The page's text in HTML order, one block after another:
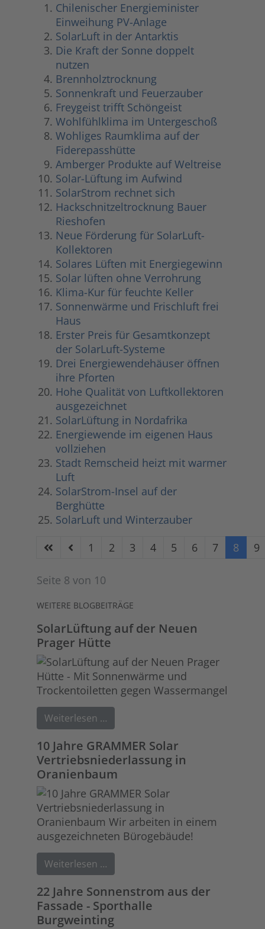
Chilenischer Energieminister
Einweihung PV-Anlage
SolarLuft in der Antarktis
Die Kraft der Sonne doppelt
nutzen
Brennholztrocknung
Sonnenkraft und Feuerzauber
Freygeist trifft Schöngeist
Wohlfühlklima im Untergeschoß
Wohliges Raumklima auf der
Fiderepasshütte
Amberger Produkte auf Weltreise
Solar-Lüftung im Aufwind
SolarStrom rechnet sich
Hackschnitzeltrocknung Bauer
Rieshofen
Neue Förderung für SolarLuft-
Kollektoren
Solares Lüften mit Energiegewinn
Solar lüften ohne Verrohrung
Klima-Kur für feuchte Keller
Sonnenwärme und Frischluft frei
Haus
Erster Preis für Gesamtkonzept
der SolarLuft-Systeme
Drei Energiewendehäuser öffnen
ihre Pforten
Hohe Qualität von Luftkollektoren
ausgezeichnet
SolarLüftung in Nordafrika
Energiewende im eigenen Haus
vollziehen
Stadt Remscheid heizt mit warmer
Luft
SolarStrom-Insel auf der
Berghütte
SolarLuft und Winterzauber
1
2 3 4 5 6 7 8 9
Seite 8 von 10
WEITERE BLOGBEITRÄGE
SolarLüftung auf der Neuen
Prager Hütte
Weiterlesen …
10 Jahre GRAMMER Solar
Vertriebsniederlassung in
Oranienbaum
Weiterlesen …
22 Jahre Sonnenstrom aus der
Fassade - Sporthalle
Burgweinting